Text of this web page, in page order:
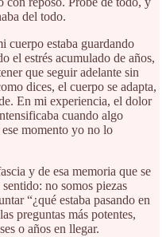
del todo.
cuerpo estaba guardando
el estrés acumulado de años,
que seguir adelante sin
dices, el cuerpo se adapta,
En mi experiencia, el dolor
cuando algo
momento yo no lo
y de esa memoria que se
no somos piezas
“¿qué estaba pasando en
preguntas más potentes,
o años en llegar.